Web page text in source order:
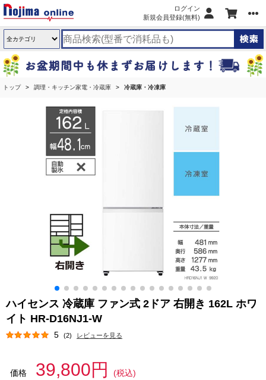
ログイン
新規会員登録(無料)
トップ 調理・キッチン家電・冷蔵庫 冷蔵庫・冷凍庫
ハイセンス 冷蔵庫 ファン式 2ドア 右開き 162L ホワ
イト HR-D16NJ1-W
5 (2) レビューを見る
価格 39,800円
(税込)